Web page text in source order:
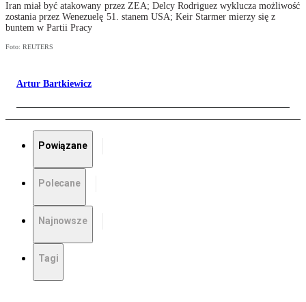
Iran miał być atakowany przez ZEA; Delcy Rodriguez wyklucza możliwość
zostania przez Wenezuelę 51. stanem USA; Keir Starmer mierzy się z
buntem w Partii Pracy
Foto: REUTERS
Artur Bartkiewicz
Powiązane
Polecane
Najnowsze
Tagi